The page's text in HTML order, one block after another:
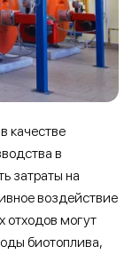
качестве
в
затраты на
воздействие
отходов могут
биотоплива,